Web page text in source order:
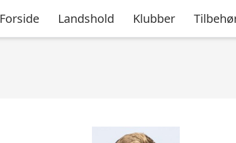
Forside Landshold Klubber